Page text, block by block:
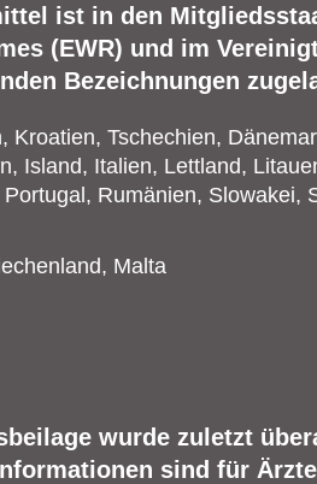
ist in den
(EWR) und im
Bezeichnungen
Kroatien, Tschechien,
Island, Italien, Lettland,
Rumänien, Slowakei,
Malta
wurde zuletzt
sind für